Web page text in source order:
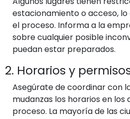
estacionamiento o acceso,
el proceso. Informa a la
sobre cualquier posible
puedan estar preparados.
2. Horarios y
Asegúrate de coordinar con
mudanzas los horarios en los
proceso. La mayoría de las